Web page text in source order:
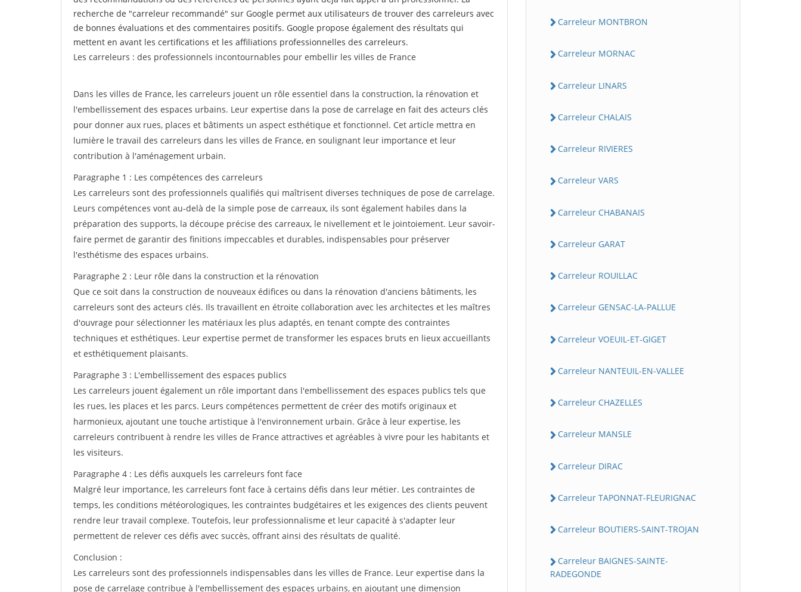
recherche de "carreleur recommandé" sur Google permet aux utilisateurs de trouver des carreleurs avec
de bonnes évaluations et des commentaires positifs. Google propose également des résultats qui
mettent en avant les certifications et les affiliations professionnelles des carreleurs.
Les carreleurs : des professionnels incontournables pour embellir les villes de France
Dans les villes de France, les carreleurs jouent un rôle essentiel dans la construction, la rénovation et
l'embellissement des espaces urbains. Leur expertise dans la pose de carrelage en fait des acteurs clés
pour donner aux rues, places et bâtiments un aspect esthétique et fonctionnel. Cet article mettra en
lumière le travail des carreleurs dans les villes de France, en soulignant leur importance et leur
contribution à l'aménagement urbain.
Paragraphe 1 : Les compétences des carreleurs
Les carreleurs sont des professionnels qualifiés qui maîtrisent diverses techniques de pose de carrelage.
Leurs compétences vont au-delà de la simple pose de carreaux, ils sont également habiles dans la
préparation des supports, la découpe précise des carreaux, le nivellement et le jointoiement. Leur savoir-
faire permet de garantir des finitions impeccables et durables, indispensables pour préserver
l'esthétisme des espaces urbains.
Paragraphe 2 : Leur rôle dans la construction et la rénovation
Que ce soit dans la construction de nouveaux édifices ou dans la rénovation d'anciens bâtiments, les
carreleurs sont des acteurs clés. Ils travaillent en étroite collaboration avec les architectes et les maîtres
d'ouvrage pour sélectionner les matériaux les plus adaptés, en tenant compte des contraintes
techniques et esthétiques. Leur expertise permet de transformer les espaces bruts en lieux accueillants
et esthétiquement plaisants.
Paragraphe 3 : L'embellissement des espaces publics
Les carreleurs jouent également un rôle important dans l'embellissement des espaces publics tels que
les rues, les places et les parcs. Leurs compétences permettent de créer des motifs originaux et
harmonieux, ajoutant une touche artistique à l'environnement urbain. Grâce à leur expertise, les
carreleurs contribuent à rendre les villes de France attractives et agréables à vivre pour les habitants et
les visiteurs.
Paragraphe 4 : Les défis auxquels les carreleurs font face
Malgré leur importance, les carreleurs font face à certains défis dans leur métier. Les contraintes de
temps, les conditions météorologiques, les contraintes budgétaires et les exigences des clients peuvent
rendre leur travail complexe. Toutefois, leur professionnalisme et leur capacité à s'adapter leur
permettent de relever ces défis avec succès, offrant ainsi des résultats de qualité.
Conclusion :
Les carreleurs sont des professionnels indispensables dans les villes de France. Leur expertise dans la
pose de carrelage contribue à l'embellissement des espaces urbains, en ajoutant une dimension
Carreleur MONTBRON
Carreleur MORNAC
Carreleur LINARS
Carreleur CHALAIS
Carreleur RIVIERES
Carreleur VARS
Carreleur CHABANAIS
Carreleur GARAT
Carreleur ROUILLAC
Carreleur GENSAC-LA-PALLUE
Carreleur VOEUIL-ET-GIGET
Carreleur NANTEUIL-EN-VALLEE
Carreleur CHAZELLES
Carreleur MANSLE
Carreleur DIRAC
Carreleur TAPONNAT-FLEURIGNAC
Carreleur BOUTIERS-SAINT-TROJAN
Carreleur BAIGNES-SAINTE-
RADEGONDE